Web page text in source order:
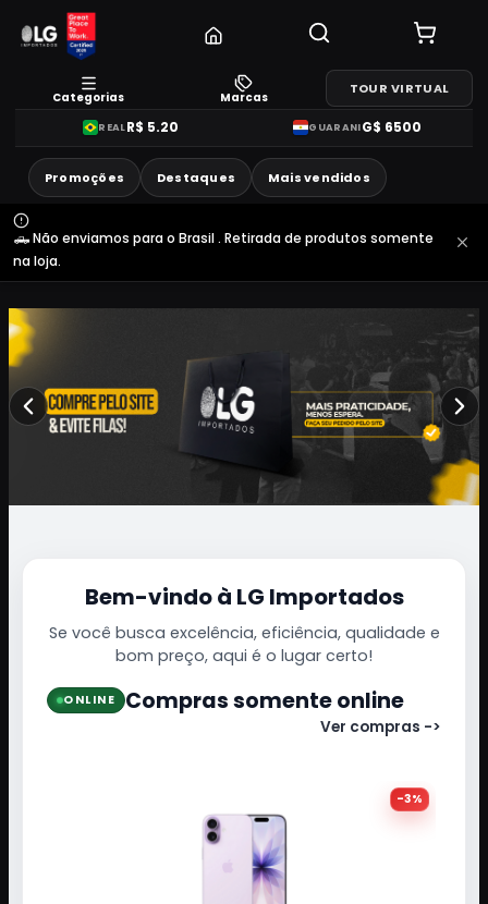
Categorias Marcas
TOUR VIRTUAL
REALR$ 5.20 GUARANIG$ 6500
Promoções Destaques Mais vendidos
🛻 Não enviamos para o Brasil . Retirada de produtos somente
na loja.
Bem-vindo à LG Importados
Se você busca excelência, eficiência, qualidade e
bom preço, aqui é o lugar certo!
ONLINE Compras somente online
Ver compras ->
-3%